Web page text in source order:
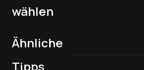
wählen
Ähnliche
Tipps
drei Gängen von
Sternekoch Rainer
Wolter